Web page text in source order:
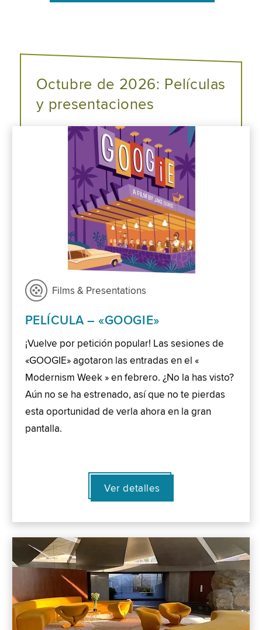
Octubre de 2026: Películas
y presentaciones
Films & Presentations
PELÍCULA – «GOOGIE»
¡Vuelve por petición popular! Las sesiones de
«GOOGIE» agotaron las entradas en el «
Modernism Week » en febrero. ¿No la has visto?
Aún no se ha estrenado, así que no te pierdas
esta oportunidad de verla ahora en la gran
pantalla.
Ver detalles